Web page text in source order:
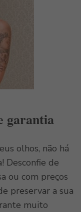
garantia
olhos, não há
Desconfie de
ou com preços
preservar a sua
muito